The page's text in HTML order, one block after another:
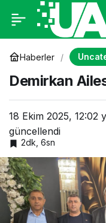
Haberler
Demirkan
18 Ekim 2025, 12:02
güncellendi
2dk, 6sn
Demirkan Ailesinin
Mutlu Günü!